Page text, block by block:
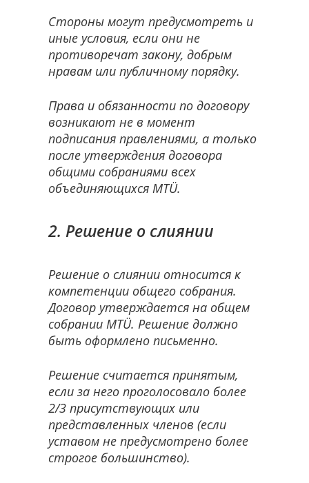
Стороны могут предусмотреть и
иные условия, если они не
противоречат закону, добрым
нравам или публичному порядку.
Права и обязанности по договору
возникают не в момент
подписания правлениями, а только
после утверждения договора
общими собраниями всех
объединяющихся MTÜ.
2. Решение о слиянии
Решение о слиянии относится к
компетенции общего собрания.
Договор утверждается на общем
собрании MTÜ. Решение должно
быть оформлено письменно.
Решение считается принятым,
если за него проголосовало более
2/3 присутствующих или
представленных членов (если
уставом не предусмотрено более
строгое большинство).